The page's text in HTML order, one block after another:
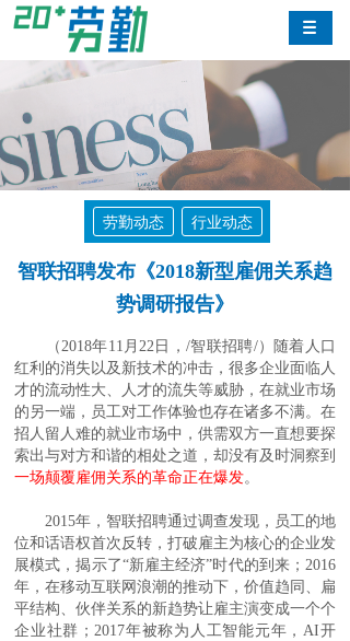
劳勤动态 行业动态
智联招聘发布《2018新型雇佣关系趋
势调研报告》
（2018年11月22日，/智联招聘/）随着人口
红利的消失以及新技术的冲击，很多企业面临人
才的流动性大、人才的流失等威胁，在就业市场
的另一端，员工对工作体验也存在诸多不满。在
招人留人难的就业市场中，供需双方一直想要探
索出与对方和谐的相处之道，却没有及时洞察到
一场颠覆雇佣关系的革命正在爆发。
2015年，智联招聘通过调查发现，员工的地
位和话语权首次反转，打破雇主为核心的企业发
展模式，揭示了“新雇主经济”时代的到来；2016
年，在移动互联网浪潮的推动下，价值趋同、扁
平结构、伙伴关系的新趋势让雇主演变成一个个
企业社群；2017年被称为人工智能元年，AI开